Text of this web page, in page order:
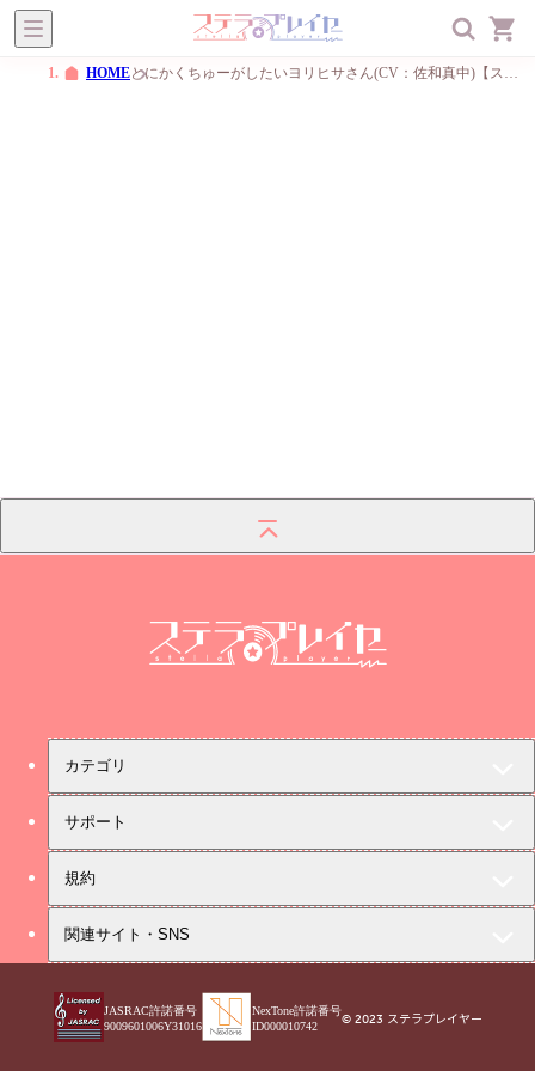
メニュー
ステラプレイヤー
BL 一般
HOME
ステラプレイヤー
カテゴリ
サポート
規約
関連サイト・SNS
JASRAC許諾番号
9009601006Y31016
NexTone許諾番号
ID000010742
© 2023 ステラプレイヤー